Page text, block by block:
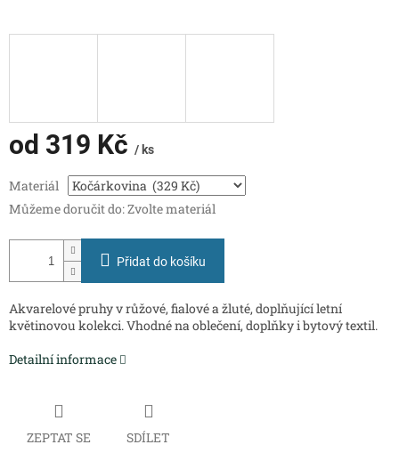
od 319 Kč / ks
cena:
Materiál
Můžeme doručit do:Zvolte materiál
Přidat do košíku
Akvarelové pruhy v růžové, fialové a žluté, doplňující letní
květinovou kolekci. Vhodné na oblečení, doplňky i bytový textil.
Detailní informace
ZEPTAT SE SDÍLET